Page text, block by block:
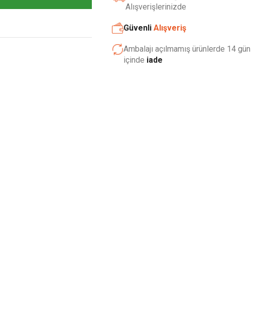
Alışverişlerinizde
Güvenli Alışveriş
Ambalajı açılmamış ürünlerde 14 gün
içinde iade